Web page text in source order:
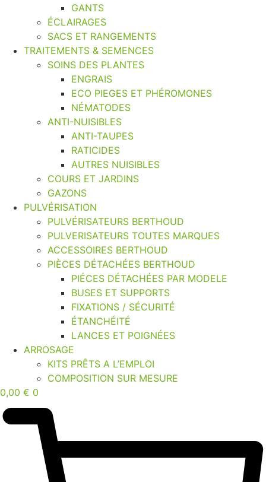
GANTS
ÉCLAIRAGES
SACS ET RANGEMENTS
TRAITEMENTS & SEMENCES
SOINS DES PLANTES
ENGRAIS
ECO PIEGES ET PHÉROMONES
NÉMATODES
ANTI-NUISIBLES
ANTI-TAUPES
RATICIDES
AUTRES NUISIBLES
COURS ET JARDINS
GAZONS
PULVÉRISATION
PULVÉRISATEURS BERTHOUD
PULVERISATEURS TOUTES MARQUES
ACCESSOIRES BERTHOUD
PIÈCES DÉTACHÉES BERTHOUD
PIÉCES DÉTACHÉES PAR MODELE
BUSES ET SUPPORTS
FIXATIONS / SÉCURITÉ
ÉTANCHÉITÉ
LANCES ET POIGNÉES
ARROSAGE
KITS PRÊTS A L’EMPLOI
COMPOSITION SUR MESURE
0,00 € 0